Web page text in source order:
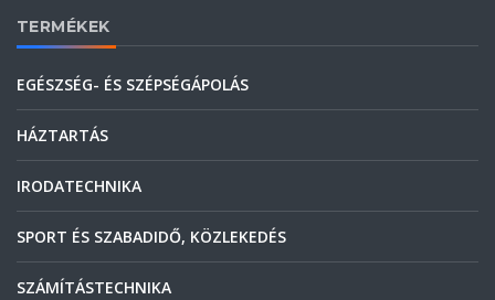
TERMÉKEK
EGÉSZSÉG- ÉS SZÉPSÉGÁPOLÁS
HÁZTARTÁS
IRODATECHNIKA
SPORT ÉS SZABADIDŐ, KÖZLEKEDÉS
SZÁMÍTÁSTECHNIKA